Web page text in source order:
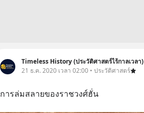
Timeless History (ประวัติศาสตร์ไร้กาลเวลา)
21 ธ.ค. 2020 เวลา 02:00 • ประวัติศาสตร์
การล่มสลายของราชวงศ์ฮั่น